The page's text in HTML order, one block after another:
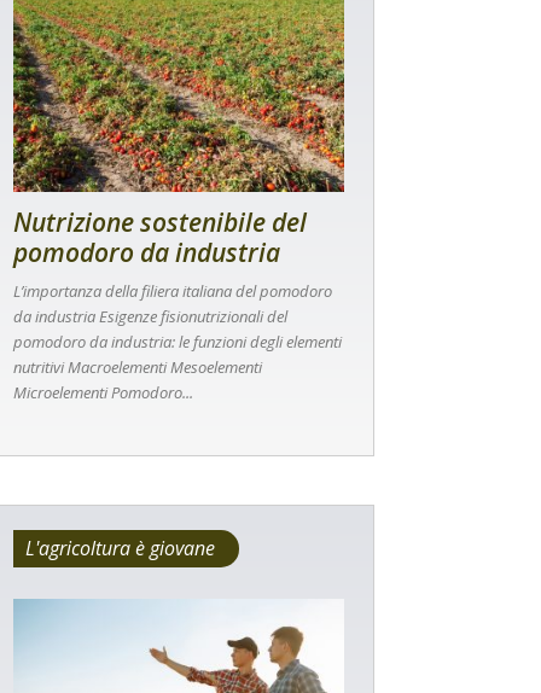
Nutrizione sostenibile del
pomodoro da industria
L’importanza della filiera italiana del pomodoro
da industria Esigenze fisionutrizionali del
pomodoro da industria: le funzioni degli elementi
nutritivi Macroelementi Mesoelementi
Microelementi Pomodoro...
L'agricoltura è giovane